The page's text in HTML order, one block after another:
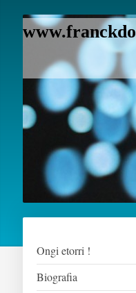
Ongi etorri !
Biografia